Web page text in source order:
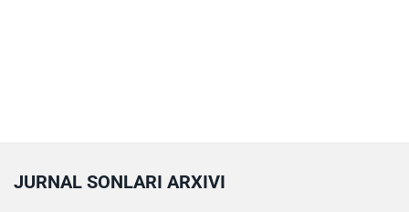
JURNAL SONLARI ARXIVI